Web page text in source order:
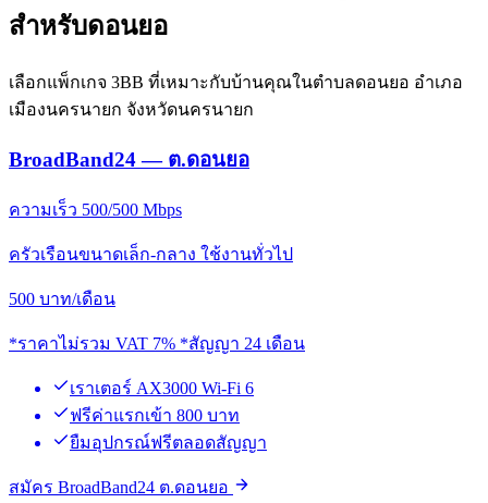
สำหรับดอนยอ
เลือกแพ็กเกจ 3BB ที่เหมาะกับบ้านคุณในตำบลดอนยอ อำเภอ
เมืองนครนายก จังหวัดนครนายก
BroadBand24 — ต.ดอนยอ
ความเร็ว 500/500 Mbps
ครัวเรือนขนาดเล็ก-กลาง ใช้งานทั่วไป
500 บาท/เดือน
*ราคาไม่รวม VAT 7% *สัญญา 24 เดือน
เราเตอร์ AX3000 Wi-Fi 6
ฟรีค่าแรกเข้า 800 บาท
ยืมอุปกรณ์ฟรีตลอดสัญญา
สมัคร BroadBand24 ต.ดอนยอ